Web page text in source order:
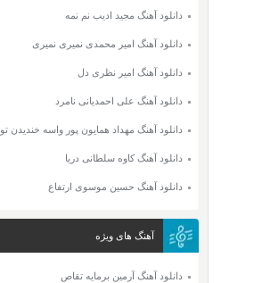
دانلود آهنگ مجید ادیب نم نمه
دانلود آهنگ امیر محمدی نمیری نمیری
دانلود آهنگ امیر نظری دل
دانلود آهنگ علی احمدیانی نامرد
دانلود آهنگ مهداد همایون پور واسه خندیدن تو
دانلود آهنگ کاوه سلطانی دریا
دانلود آهنگ حسین موسوی ارتفاع
آهنگ های ویژه
دانلود آهنگ آرمین برمایه تقاص